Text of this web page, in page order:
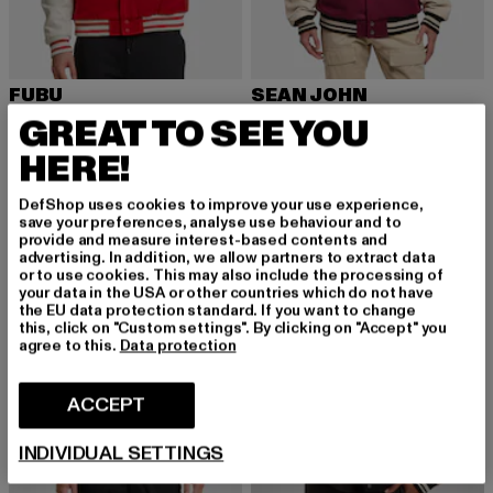
FUBU
Varsity Block
937,28 kr
Nuvarande pris: 937,28 kr
1 616 kr Kampanjpris: 1 616 kr
SEAN JOHN
Vintage
804,42 kr
Nuvarande pris: 804,42 kr
1 962 kr
-36% -53%
GREAT TO SEE YOU
HERE!
DefShop uses cookies to improve your use experience,
save your preferences, analyse use behaviour and to
provide and measure interest-based contents and
advertising. In addition, we allow partners to extract data
or to use cookies. This may also include the processing of
your data in the USA or other countries which do not have
the EU data protection standard. If you want to change
this, click on "Custom settings". By clicking on "Accept" you
agree to this. Data protection
ACCEPT
INDIVIDUAL SETTINGS